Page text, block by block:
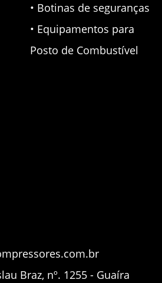
• Botinas de seguranças
• Equipamentos para
Posto de Combustível
Braz, nº. 1255 - Guaíra